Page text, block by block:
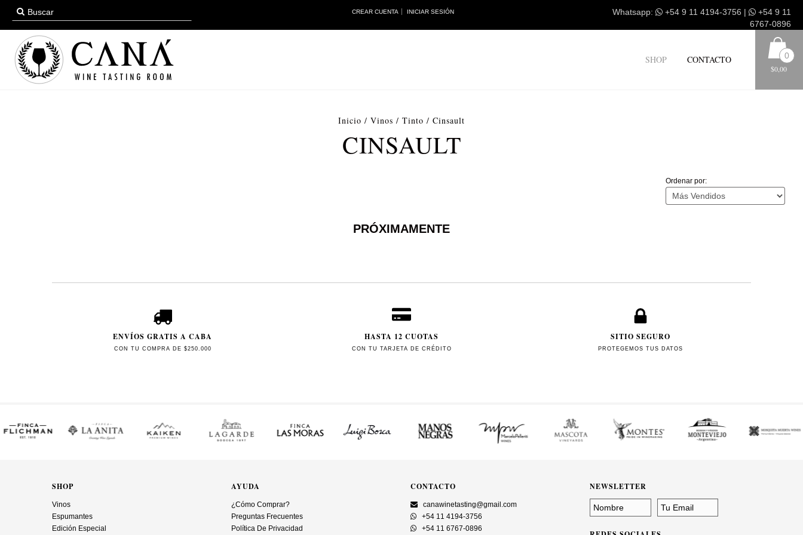
CREAR CUENTA INICIAR SESIÓN Whatsapp: +54 9 11 4194-3756 |
+54 9 11
6767-0896
SHOP CONTACTO
0
$0,00
Inicio / Vinos / Tinto / Cinsault
CINSAULT
Ordenar por:
PRÓXIMAMENTE
ENVÍOS GRATIS A CABA
CON TU COMPRA DE $250.000
HASTA 12 CUOTAS
CON TU TARJETA DE CRÉDITO
SITIO SEGURO
PROTEGEMOS TUS DATOS
SHOP
Vinos
Espumantes
Edición Especial
AYUDA
¿Cómo Comprar?
Preguntas Frecuentes
Política De Privacidad
CONTACTO
canawinetasting@gmail.com
+54 11 4194-3756
+54 11 6767-0896
NEWSLETTER